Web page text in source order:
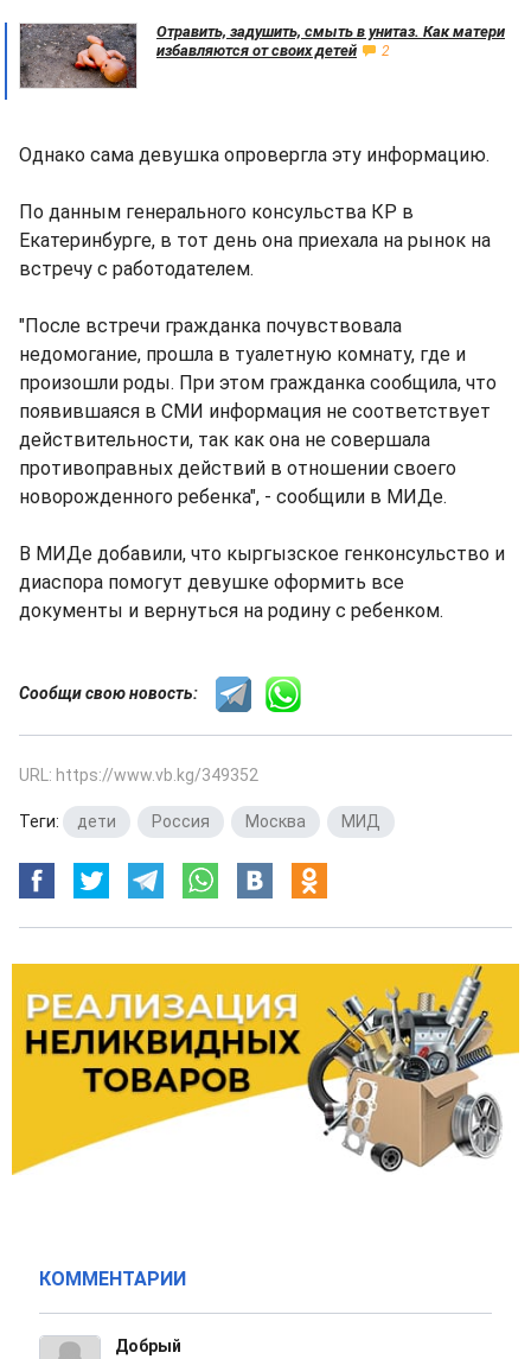
Отравить, задушить, смыть в унитаз. Как матери
избавляются от своих детей
2
Однако сама девушка опровергла эту информацию.
По данным генерального консульства КР в
Екатеринбурге, в тот день она приехала на рынок на
встречу с работодателем.
"После встречи гражданка почувствовала
недомогание, прошла в туалетную комнату, где и
произошли роды. При этом гражданка сообщила, что
появившаяся в СМИ информация не соответствует
действительности, так как она не совершала
противоправных действий в отношении своего
новорожденного ребенка", - сообщили в МИДе.
В МИДе добавили, что кыргызское генконсульство и
диаспора помогут девушке оформить все
документы и вернуться на родину с ребенком.
Сообщи свою новость:
URL: https://www.vb.kg/349352
Теги: дети Россия Москва МИД
КОММЕНТАРИИ
Добрый